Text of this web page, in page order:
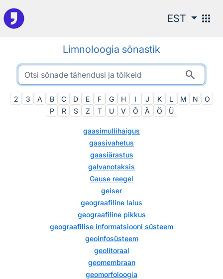
Otsingu juurde
EST apps
Limnoloogia sõnastik
search
2 3 A B C D E F G H I J K L M N
O
P
R S Z T U V Õ Ä Ö Ü
gaasimullihaigus
gaasivahetus
gaasiärastus
galvanotaksis
Gause reegel
geiser
geograafiline laius
geograafiline pikkus
geograafilise informatsiooni süsteem
geoinfosüsteem
geolitoraal
geomembraan
geomorfoloogia